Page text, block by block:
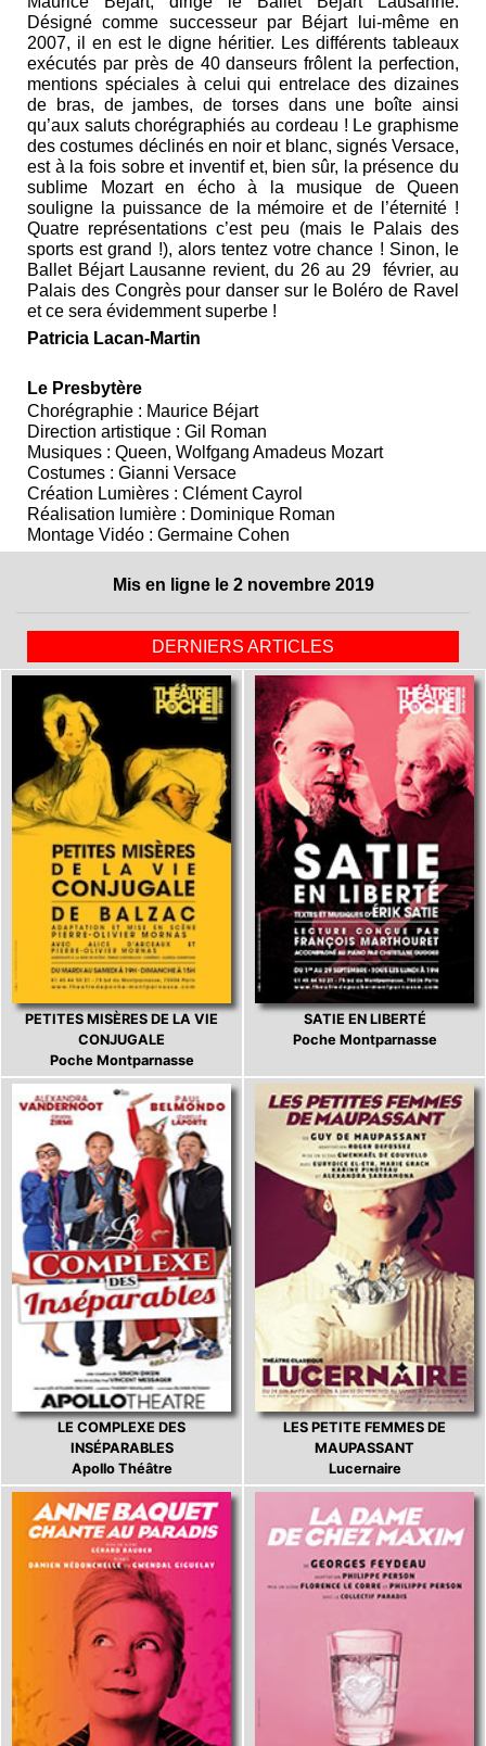
Désigné comme successeur par Béjart lui-même en
2007, il en est le digne héritier. Les différents tableaux
exécutés par près de 40 danseurs frôlent la perfection,
mentions spéciales à celui qui entrelace des dizaines
de bras, de jambes, de torses dans une boîte ainsi
qu’aux saluts chorégraphiés au cordeau ! Le graphisme
des costumes déclinés en noir et blanc, signés Versace,
est à la fois sobre et inventif et, bien sûr, la présence du
sublime Mozart en écho à la musique de Queen
souligne la puissance de la mémoire et de l’éternité !
Quatre représentations c’est peu (mais le Palais des
sports est grand !), alors tentez votre chance ! Sinon, le
Ballet Béjart Lausanne revient, du 26 au 29 février, au
Palais des Congrès pour danser sur le Boléro de Ravel
et ce sera évidemment superbe !
Patricia Lacan-Martin
Le Presbytère
Chorégraphie : Maurice Béjart
Direction artistique : Gil Roman
Musiques : Queen, Wolfgang Amadeus Mozart
Costumes : Gianni Versace
Création Lumières : Clément Cayrol
Réalisation lumière : Dominique Roman
Montage Vidéo : Germaine Cohen
Mis en ligne le 2 novembre 2019
DERNIERS ARTICLES
PETITES MISÈRES DE LA VIE
CONJUGALE
Poche Montparnasse
SATIE EN LIBERTÉ
Poche Montparnasse
LE COMPLEXE DES
INSÉPARABLES
Apollo Théâtre
LES PETITE FEMMES DE
MAUPASSANT
Lucernaire